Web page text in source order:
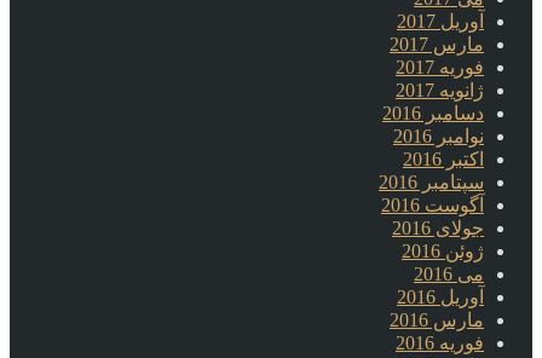
آوریل 2017
مارس 2017
فوریه 2017
ژانویه 2017
دسامبر 2016
نوامبر 2016
اکتبر 2016
سپتامبر 2016
آگوست 2016
جولای 2016
ژوئن 2016
می 2016
آوریل 2016
مارس 2016
فوریه 2016